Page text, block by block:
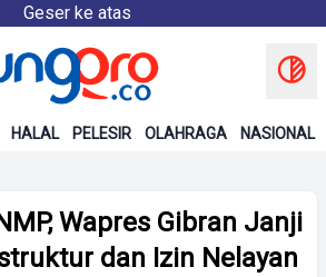
Geser ke atas
HALAL PELESIR OLAHRAGA NASIONAL
Wapres Gibran Janji
dan Izin Nelayan